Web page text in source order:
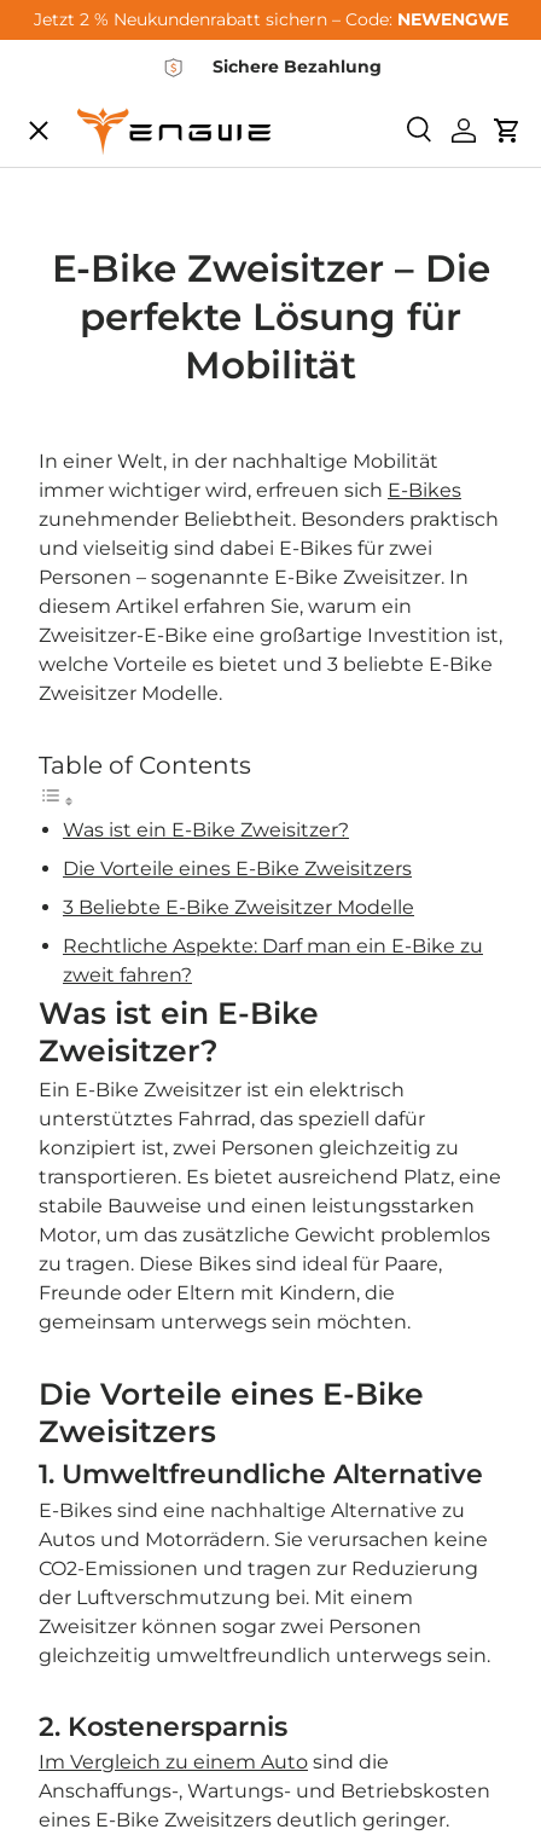
Hoppa till innehållet
Jetzt 2 % Neukundenrabatt sichern – Code: NEWENGWE
Sichere Bezahlung
SökaLogga
Meny
City-Sale
E-Bikes
Zubehör
Support
E-Bike Zweisitzer – Die
perfekte Lösung für
Mobilität
In einer Welt, in der nachhaltige Mobilität
immer wichtiger wird, erfreuen sich E-Bikes
zunehmender Beliebtheit. Besonders praktisch
und vielseitig sind dabei E-Bikes für zwei
Personen – sogenannte E-Bike Zweisitzer. In
diesem Artikel erfahren Sie, warum ein
Zweisitzer-E-Bike eine großartige Investition ist,
welche Vorteile es bietet und 3 beliebte E-Bike
Zweisitzer Modelle.
Table of Contents
Was ist ein E-Bike Zweisitzer?
Die Vorteile eines E-Bike Zweisitzers
3 Beliebte E-Bike Zweisitzer Modelle
Rechtliche Aspekte: Darf man ein E-Bike zu
zweit fahren?
Was ist ein E-Bike
Zweisitzer?
Ein E-Bike Zweisitzer ist ein elektrisch
unterstütztes Fahrrad, das speziell dafür
konzipiert ist, zwei Personen gleichzeitig zu
transportieren. Es bietet ausreichend Platz, eine
stabile Bauweise und einen leistungsstarken
Motor, um das zusätzliche Gewicht problemlos
zu tragen. Diese Bikes sind ideal für Paare,
Freunde oder Eltern mit Kindern, die
gemeinsam unterwegs sein möchten.
Die Vorteile eines E-Bike
Zweisitzers
1. Umweltfreundliche Alternative
E-Bikes sind eine nachhaltige Alternative zu
Autos und Motorrädern. Sie verursachen keine
CO2-Emissionen und tragen zur Reduzierung
der Luftverschmutzung bei. Mit einem
Zweisitzer können sogar zwei Personen
gleichzeitig umweltfreundlich unterwegs sein.
2. Kostenersparnis
Im Vergleich zu einem Auto sind die
Anschaffungs-, Wartungs- und Betriebskosten
eines E-Bike Zweisitzers deutlich geringer.